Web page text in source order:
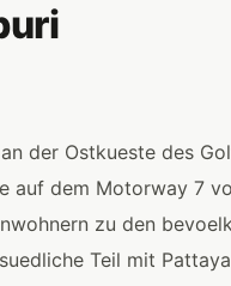
der Ostkueste des
auf dem Motorway 7
zu den
Teil mit